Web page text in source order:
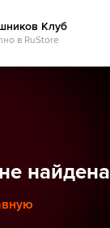
Клуб
в RuStore
найдена